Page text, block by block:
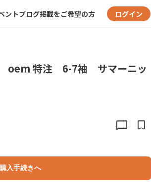
ントブログ掲載をご希望の方 ログイン
oem 特注 6-7袖 サマーニッ
chat_bubble bookmark
購入手続きへ